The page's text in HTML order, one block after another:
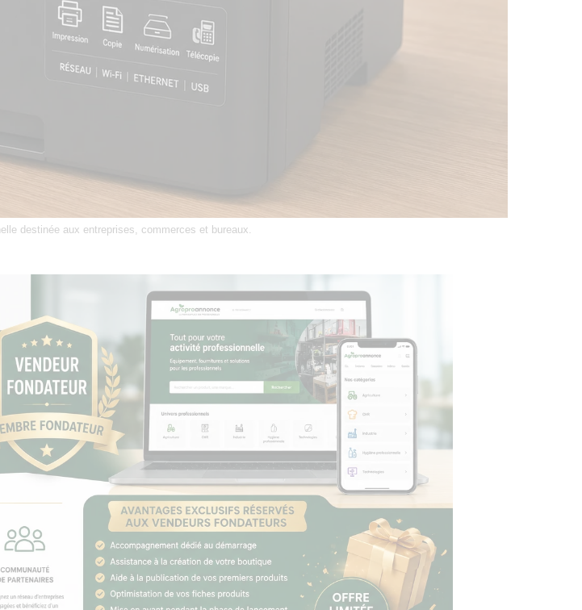
destinée aux entreprises, commerces et bureaux.